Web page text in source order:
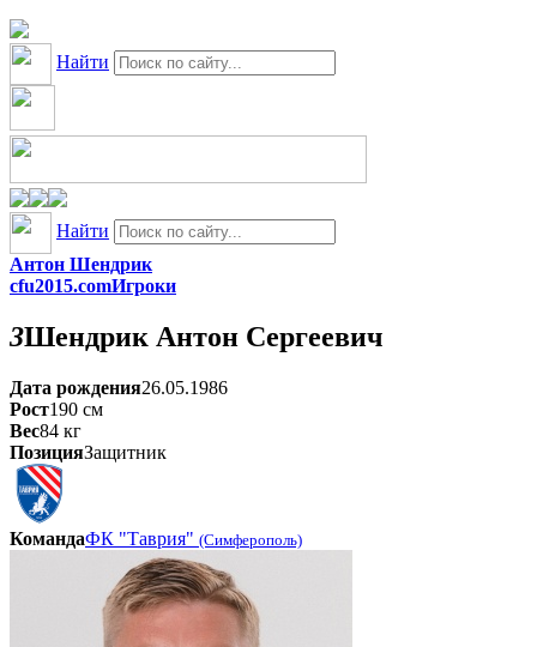
Найти
Найти
Антон Шендрик
cfu2015.comИгроки
3Шендрик Антон Сергеевич
Дата рождения26.05.1986
Рост190 см
Вес84 кг
ПозицияЗащитник
КомандаФК "Таврия" (Симферополь)